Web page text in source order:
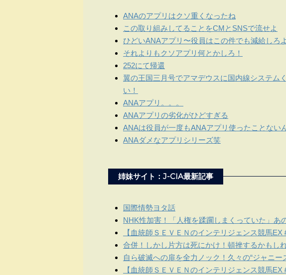
ANAのアプリはクソ重くなったね
この取り組みしてることをCMとSNSで流せよ
ひどいANAアプリ〜役員はこの件でも減給しろよ
それよりもクソアプリ何とかしろ！
252にて帰還
翼の王国三月号でアマデウスに国内線システム
い！
ANAアプリ。。。
ANAアプリの劣化がひどすぎる
ANAは役員が一度もANAアプリ使ったことない
ANAダメなアプリシリーズ笑
姉妹サイト：J-CIA最新記事
国際情勢ヨタ話
NHK性加害！「人権を蹂躙しまくっていた」あ
【血統師ＳＥＶＥＮのインテリジェンス競馬EX
合併！しかし片方は死にかけ！頓挫するかもし
自ら破滅への扉を全力ノック！久々の“ジャニー
【血統師ＳＥＶＥＮのインテリジェンス競馬EX